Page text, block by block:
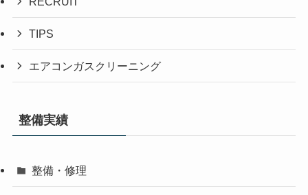
TIPS
エアコンガスクリーニング
整備実績
整備・修理